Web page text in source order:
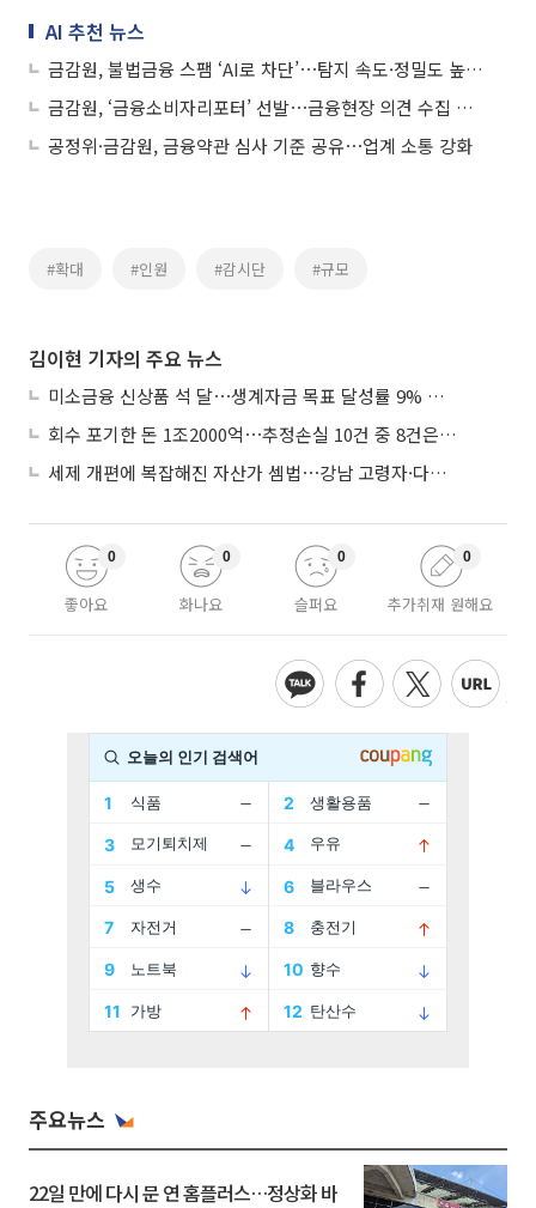
AI 추천 뉴스
금감원, 불법금융 스팸 ‘AI로 차단’⋯탐지 속도·정밀도 높인다
금감원, ‘금융소비자리포터’ 선발⋯금융현장 의견 수집 강화
공정위·금감원, 금융약관 심사 기준 공유⋯업계 소통 강화
#확대 #인원 #감시단 #규모
김이현 기자의 주요 뉴스
미소금융 신상품 석 달⋯생계자금 목표 달성률 9% 그쳐
회수 포기한 돈 1조2000억⋯추정손실 10건 중 8건은 기업대출
세제 개편에 복잡해진 자산가 셈법⋯강남 고령자·다주택자 ‘자산재편 고심’
좋아요
0
화나요
0
슬퍼요
0
추가취재 원해요
0
주요뉴스
22일 만에 다시 문 연 홈플러스…정상화 바